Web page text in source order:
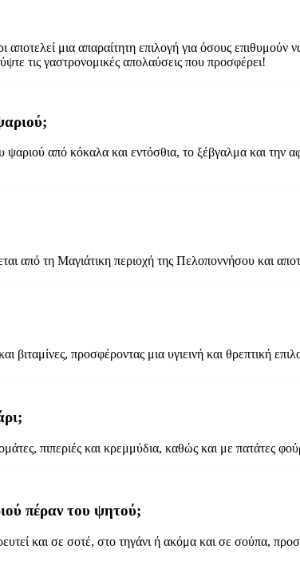
αποτελεί μια απαραίτητη επιλογή για όσους
τις γαστρονομικές απολαύσεις που προσφέρει!
ψαριού από κόκαλα και εντόσθια, το ξέβγαλμα και
από τη Μαγιάτικη περιοχή της Πελοποννήσου και
προσφέροντας μια υγιεινή και θρεπτική
πιπεριές και κρεμμύδια, καθώς και με πατάτες
πέραν του ψητού;
και σε σοτέ, στο τηγάνι ή ακόμα και σε σούπα,